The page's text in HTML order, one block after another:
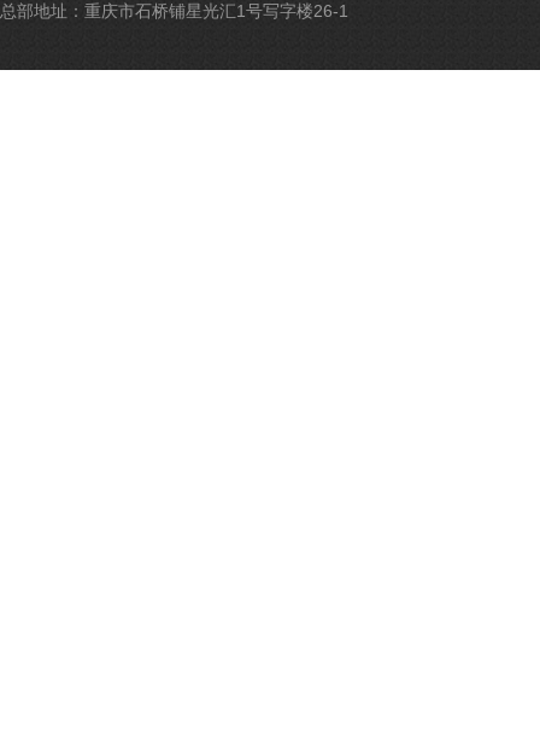
总部地址：重庆市石桥铺星光汇1号写字楼26-1